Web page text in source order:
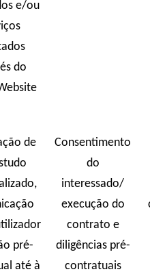
e/ou
do
de
pré-
até à
Consentimento
do
interessado/
execução do
contrato e
diligências pré-
contratuais